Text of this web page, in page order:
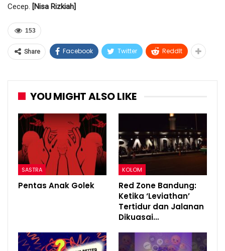
Cecep. [Nisa Rizkiah]
153
Share Facebook Twitter ReddIt
YOU MIGHT ALSO LIKE
SASTRA
Pentas Anak Golek
KOLOM
Red Zone Bandung:
Ketika ‘Leviathan’
Tertidur dan Jalanan
Dikuasai…